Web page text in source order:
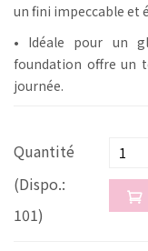
un fini impeccable et
• Idéale pour un
foundation offre un
journée.
Quantité
(Dispo.:
101)